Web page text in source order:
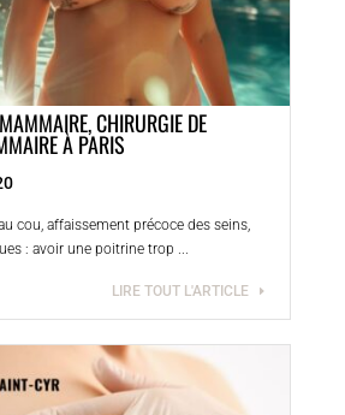
CHIRURGIE DE
À PARIS
cou, affaissement précoce des seins,
: avoir une poitrine trop ...
LIRE TOUT L'ARTICLE